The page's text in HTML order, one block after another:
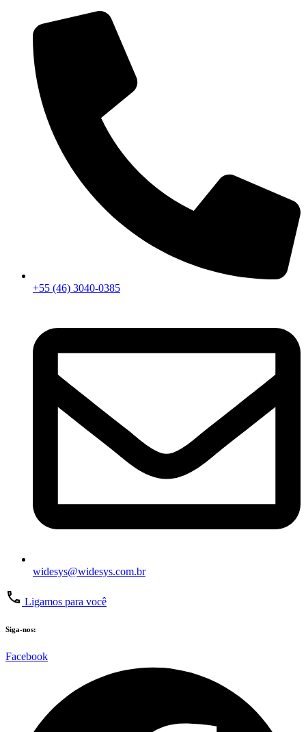
+55 (46) 3040-0385
widesys@widesys.com.br
Ligamos para você
Siga-nos:
Facebook